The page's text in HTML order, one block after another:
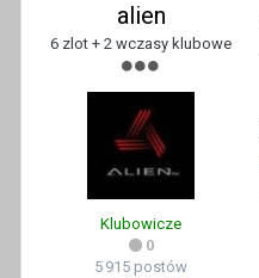
alien
6 zlot + 2 wczasy klubowe
Klubowicze
0
5 915 postów